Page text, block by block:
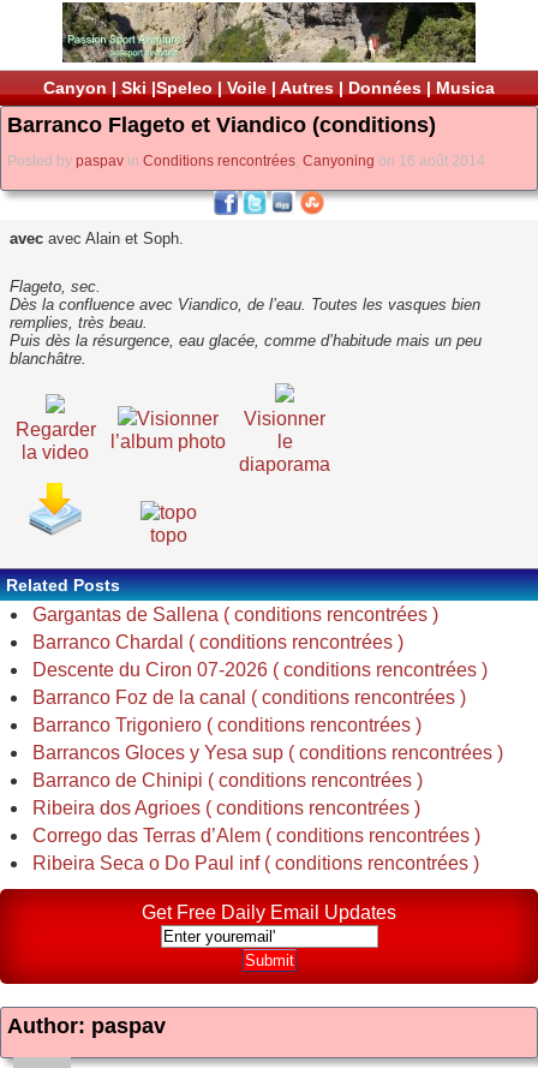
Canyon | Ski |Speleo | Voile | Autres | Données | Musica
Barranco Flageto et Viandico (conditions)
Posted by paspav in Conditions rencontrées, Canyoning on 16 août 2014
avec avec Alain et Soph.
Flageto, sec.
Dès la confluence avec Viandico, de l’eau. Toutes les vasques bien
remplies, très beau.
Puis dès la résurgence, eau glacée, comme d’habitude mais un peu
blanchâtre.
Regarder
la video
Visionner
l’album photo
Visionner
le
diaporama
topo
Related Posts
Gargantas de Sallena ( conditions rencontrées )
Barranco Chardal ( conditions rencontrées )
Descente du Ciron 07-2026 ( conditions rencontrées )
Barranco Foz de la canal ( conditions rencontrées )
Barranco Trigoniero ( conditions rencontrées )
Barrancos Gloces y Yesa sup ( conditions rencontrées )
Barranco de Chinipi ( conditions rencontrées )
Ribeira dos Agrioes ( conditions rencontrées )
Corrego das Terras d’Alem ( conditions rencontrées )
Ribeira Seca o Do Paul inf ( conditions rencontrées )
Get Free Daily Email Updates
Author: paspav